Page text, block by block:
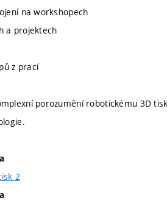
na workshopech
a projektech
z prací
porozumění robotickému 3D
2